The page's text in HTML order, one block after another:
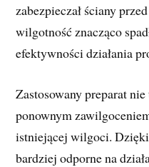
zabezpieczał ściany
wilgotność znacząco
efektywności działania
Zastosowany preparat
ponownym
istniejącej wilgoci. Dzięki
bardziej odporne na